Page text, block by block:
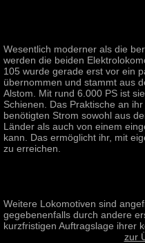
Wesentlich moderner als die
werden die beiden
105 wurde gerade erst vor ein
übernommen und stammt aus
Alstom. Mit rund 6.000 PS ist
Schienen. Das Praktische an
benötigten Strom sowohl aus
Länder als auch von einem
kann. Das ermöglicht ihr, mit
zu erreichen.
Weitere Lokomotiven sind
gegebenenfalls durch andere
kurzfristigen Auftragslage ihrer
zur